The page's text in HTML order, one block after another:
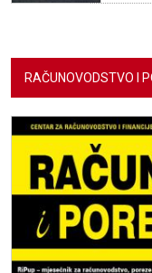
RAČUNOVODSTVO I